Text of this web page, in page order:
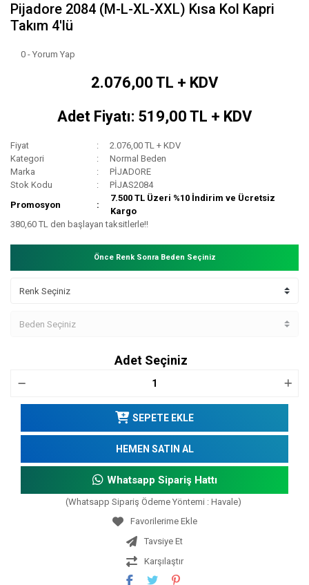
Pijadore 2084 (M-L-XL-XXL) Kısa Kol Kapri
Takım 4'lü
0 - Yorum Yap
2.076,00 TL + KDV
Adet Fiyatı: 519,00 TL + KDV
Fiyat
2.076,00 TL + KDV
Kategori
Normal Beden
Marka
PİJADORE
Stok Kodu
PİJAS2084
Promosyon
7.500 TL Üzeri %10 İndirim ve Ücretsiz
Kargo
380,60 TL den başlayan taksitlerle!!
Önce Renk Sonra Beden Seçiniz
Adet Seçiniz
SEPETE EKLE
HEMEN SATIN AL
Whatsapp Sipariş Hattı
(Whatsapp Sipariş Ödeme Yöntemi : Havale)
Tavsiye Et
Karşılaştır